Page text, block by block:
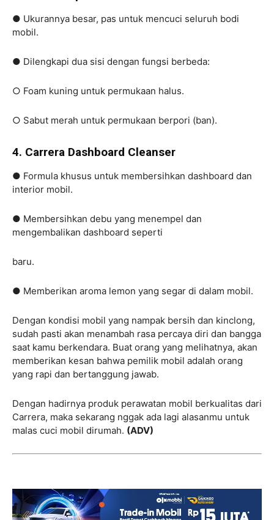
● Ukurannya besar, pas untuk mencuci seluruh bodi
mobil.
● Dilengkapi dua sisi dengan fungsi berbeda:
○ Foam kuning untuk permukaan halus.
○ Sabut merah untuk permukaan berpori (ban).
4. Carrera Dashboard Cleanser
● Formula khusus untuk membersihkan dashboard dan
interior mobil.
● Membersihkan debu yang menempel dan
mengembalikan dashboard seperti
baru.
● Memberikan aroma lemon yang segar di dalam mobil.
Dengan kondisi mobil yang nampak bersih dan kinclong,
sudah pasti akan menambah rasa percaya diri dan bangga
saat kamu berkendara. Buat orang yang melihatnya, akan
memberikan kesan bahwa pemilik mobil adalah orang
yang rapi dan bertanggung jawab.
Dengan hadirnya produk perawatan mobil berkualitas dari
Carrera, maka sekarang nggak ada lagi alasanmu untuk
malas cuci mobil dirumah. (ADV)